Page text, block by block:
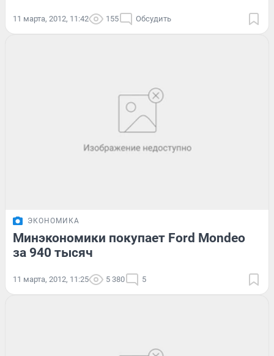
11 марта, 2012, 11:42 155 Обсудить
ЭКОНОМИКА
Минэкономики покупает Ford Mondeo
за 940 тысяч
11 марта, 2012, 11:25 5 380 5